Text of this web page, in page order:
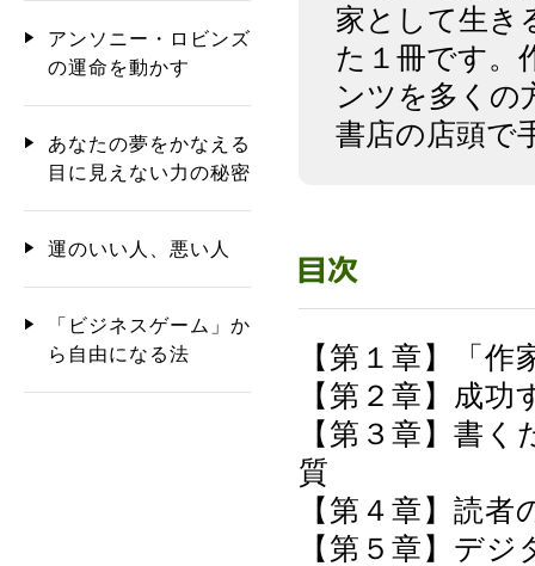
家として生き
た１冊です。
ンツを多くの
書店の店頭で
【第１章】「
【第２章】成
【第３章】書
質
【第４章】読
【第５章】デ
アンソニー・ロビンズ
の運命を動かす
あなたの夢をかなえる
目に見えない力の秘密
運のいい人、悪い人
「ビジネスゲーム」か
ら自由になる法